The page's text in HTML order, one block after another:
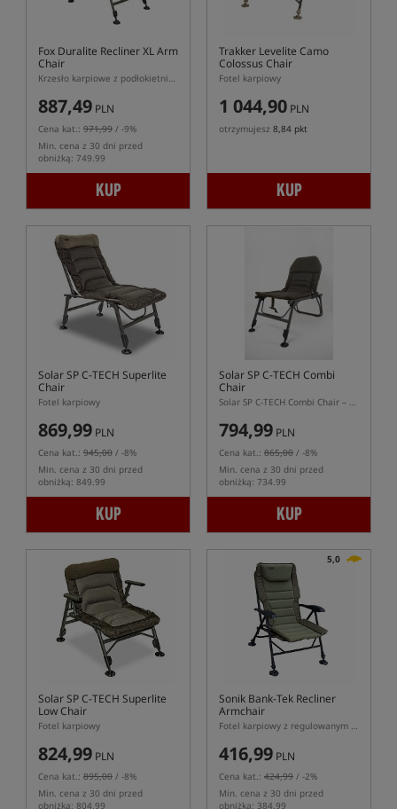
Fox Duralite Recliner XL Arm
Chair
Krzesło karpiowe z podłokietnikami i wysokim oparciem
887,49 PLN
Cena kat.: 971,99 / -9%
Min. cena z 30 dni przed
obniżką: 749.99
KUP
Trakker Levelite Camo
Colossus Chair
Fotel karpiowy
1 044,90 PLN
otrzymujesz 8,84 pkt
KUP
Solar SP C-TECH Superlite
Chair
Fotel karpiowy
869,99 PLN
Cena kat.: 945,00 / -8%
Min. cena z 30 dni przed
obniżką: 849.99
KUP
Solar SP C-TECH Combi
Chair
Solar SP C-TECH Combi Chair – uniwersalne krzesło karpiowe 2w1
794,99 PLN
Cena kat.: 865,00 / -8%
Min. cena z 30 dni przed
obniżką: 734.99
KUP
Solar SP C-TECH Superlite
Low Chair
Fotel karpiowy
824,99 PLN
Cena kat.: 895,00 / -8%
Min. cena z 30 dni przed
obniżką: 804.99
5,0
Sonik Bank-Tek Recliner
Armchair
Fotel karpiowy z regulowanym oparciem Bank-Tek Recliner Armchair
416,99 PLN
Cena kat.: 424,99 / -2%
Min. cena z 30 dni przed
obniżką: 384.99